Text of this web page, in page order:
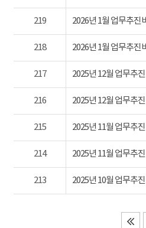
219 2026년 1월 업무추진
218 2026년 1월 업무추진
217 2025년 12월 업무추
216 2025년 12월 업무추
215 2025년 11월 업무추
214 2025년 11월 업무추
213 2025년 10월 업무추